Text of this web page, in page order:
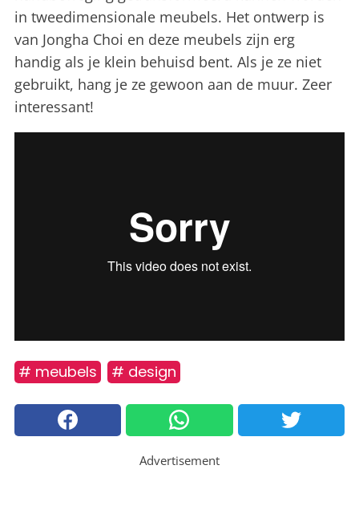
in tweedimensionale meubels. Het ontwerp is
van Jongha Choi en deze meubels zijn erg
handig als je klein behuisd bent. Als je ze niet
gebruikt, hang je ze gewoon aan de muur. Zeer
interessant!
# meubels # design
Advertisement